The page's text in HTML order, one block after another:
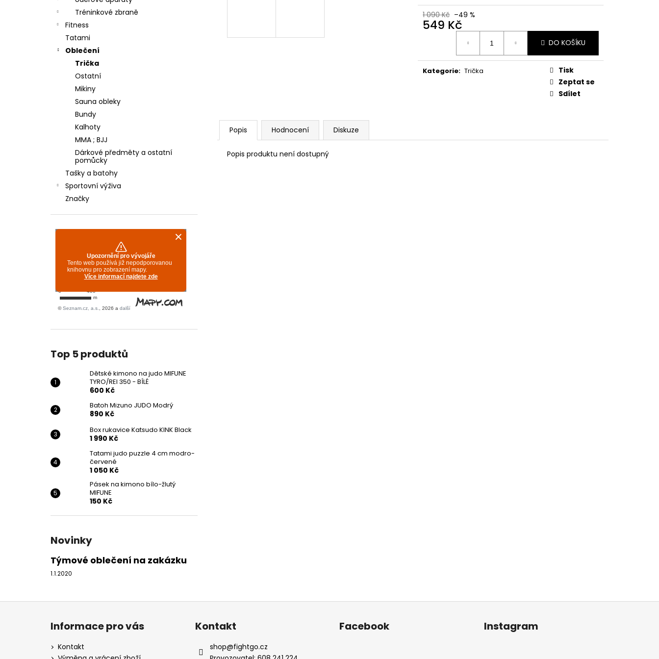
Tréninkové zbraně
Fitness
Tatami
Oblečení
Trička
Ostatní
Mikiny
Sauna obleky
Bundy
Kalhoty
MMA ; BJJ
Dárkové předměty a ostatní
pomůcky
Tašky a batohy
Sportovní výživa
Značky
Top 5 produktů
Dětské kimono na judo MIFUNE
TYRO/REI 350 - BÍLÉ
600 Kč
Batoh Mizuno JUDO Modrý
890 Kč
Box rukavice Katsudo KINK Black
1 990 Kč
Tatami judo puzzle 4 cm modro-
červené
1 050 Kč
Pásek na kimono bílo-žlutý
MIFUNE
150 Kč
Novinky
Týmové oblečení na zakázku
1.1.2020
1 090 Kč –49 %
549 Kč
DO KOŠÍKU
Kategorie: Trička
Tisk
Zeptat se
Sdílet
Popis Hodnocení Diskuze
Popis produktu není dostupný
600 Kč
Z
Informace pro vás
Kontakt
Kontakt
shop@fightgo.cz
Facebook Instagram